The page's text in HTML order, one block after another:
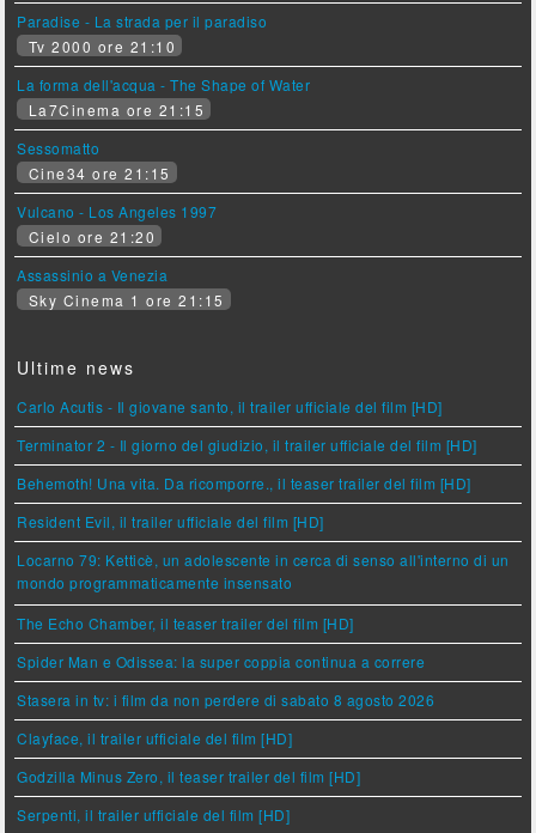
Paradise - La strada per il paradiso
Tv 2000 ore 21:10
La forma dell'acqua - The Shape of Water
La7Cinema ore 21:15
Sessomatto
Cine34 ore 21:15
Vulcano - Los Angeles 1997
Cielo ore 21:20
Assassinio a Venezia
Sky Cinema 1 ore 21:15
Ultime news
Carlo Acutis - Il giovane santo, il trailer ufficiale del film [HD]
Terminator 2 - Il giorno del giudizio, il trailer ufficiale del film [HD]
Behemoth! Una vita. Da ricomporre., il teaser trailer del film [HD]
Resident Evil, il trailer ufficiale del film [HD]
Locarno 79: Ketticè, un adolescente in cerca di senso all'interno di un
mondo programmaticamente insensato
The Echo Chamber, il teaser trailer del film [HD]
Spider Man e Odissea: la super coppia continua a correre
Stasera in tv: i film da non perdere di sabato 8 agosto 2026
Clayface, il trailer ufficiale del film [HD]
Godzilla Minus Zero, il teaser trailer del film [HD]
Serpenti, il trailer ufficiale del film [HD]